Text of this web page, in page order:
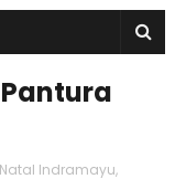
Indramayu,